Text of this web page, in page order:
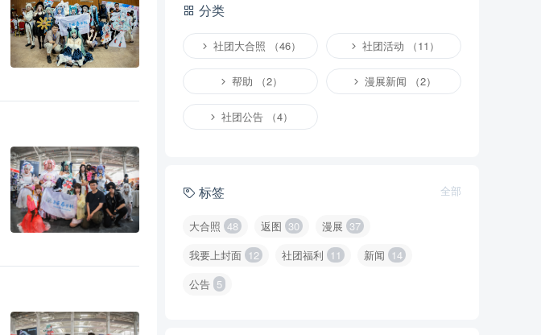
分类
社团大合照 （46） 社团活动 （11）
帮助 （2） 漫展新闻 （2）
社团公告 （4）
标签 全部
大合照 48 返图 30 漫展 37
我要上封面 12 社团福利 11 新闻 14
公告 5